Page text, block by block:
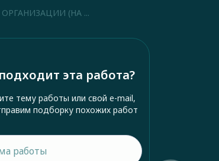
(НА ...
эта работа?
тему работы или свой e-mail,
подборку похожих работ